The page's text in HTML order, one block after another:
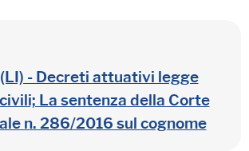
- Decreti attuativi legge
La sentenza della Corte
n. 286/2016 sul cognome